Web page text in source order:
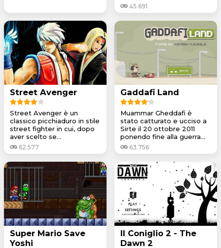
45.691
Street Avenger
Street Avenger è un
classico picchiaduro in stile
street fighter in cui, dopo
aver scelto se...
62.577
Gaddafi Land
Muammar Gheddafi è
stato catturato e ucciso a
Sirte il 20 ottobre 2011
ponendo fine alla guerra...
63.756
Super Mario Save
Yoshi
Il Coniglio 2 - The
Dawn 2